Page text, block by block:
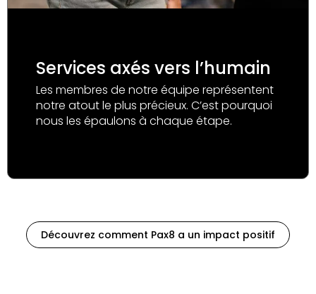
Services axés vers l’humain
Les membres de notre équipe représentent
notre atout le plus précieux. C’est pourquoi
nous les épaulons à chaque étape.
Découvrez comment Pax8 a un impact positif